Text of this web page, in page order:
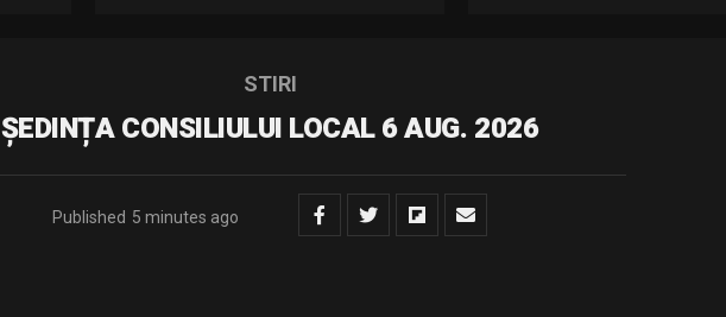
STIRI
ȘEDINȚA CONSILIULUI LOCAL 6 AUG. 2026
Published 5 minutes ago